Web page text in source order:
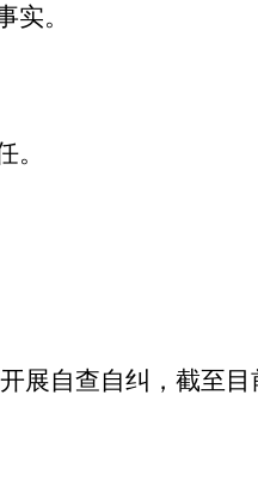
实。
。
展自查自纠，截至